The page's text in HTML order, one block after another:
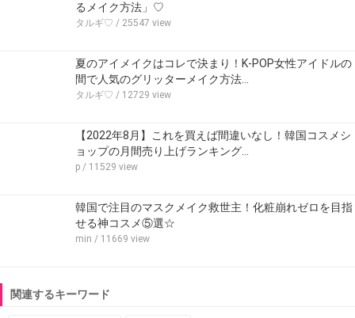
るメイク方法」♡
タルギ♡ / 25547 view
夏のアイメイクはコレで決まり！K-POP女性アイドルの
間で人気のグリッターメイク方法…
タルギ♡ / 12729 view
【2022年8月】これを買えば間違いなし！韓国コスメシ
ョップの月間売り上げランキング…
p / 11529 view
韓国で注目のマスクメイク救世主！化粧崩れゼロを目指
せる神コスメ⑤選☆
min / 11669 view
関連するキーワード